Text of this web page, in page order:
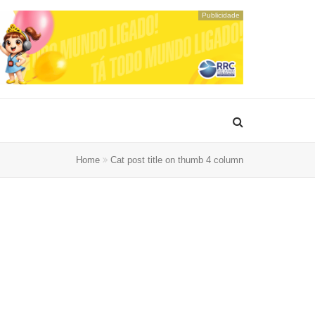
Publicidade
Home Cat post title on thumb 4 column